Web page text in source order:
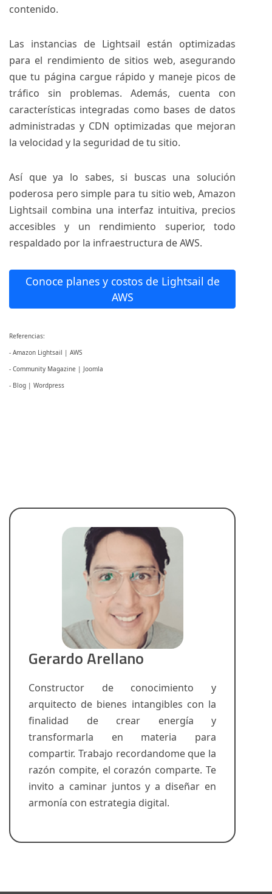
contenido.
Las instancias de Lightsail están optimizadas
para el rendimiento de sitios web, asegurando
que tu página cargue rápido y maneje picos de
tráfico sin problemas. Además, cuenta con
características integradas como bases de datos
administradas y CDN optimizadas que mejoran
la velocidad y la seguridad de tu sitio.
Así que ya lo sabes, si buscas una solución
poderosa pero simple para tu sitio web, Amazon
Lightsail combina una interfaz intuitiva, precios
accesibles y un rendimiento superior, todo
respaldado por la infraestructura de AWS.
Conoce planes y costos de Lightsail de
AWS
Referencias:
- Amazon Lightsail | AWS
- Community Magazine | Joomla
- Blog | Wordpress
Gerardo Arellano
Constructor de conocimiento y
arquitecto de bienes intangibles con la
finalidad de crear energía y
transformarla en materia para
compartir. Trabajo recordandome que la
razón compite, el corazón comparte. Te
invito a caminar juntos y a diseñar en
armonía con estrategia digital.